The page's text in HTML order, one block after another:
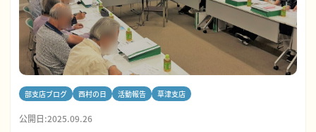
部支店ブログ 西村の日 活動報告 草津支店
公開日:2025.09.26